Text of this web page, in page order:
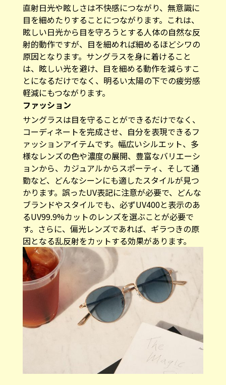
直射日光や眩しさは不快感につながり、無意識に
目を細めたりすることにつながります。これは、
眩しい日光から目を守ろうとする人体の自然な反
射的動作ですが、目を細めれば細めるほどシワの
原因となります。サングラスを身に着けること
は、眩しい光を避け、目を細める動作を減らすこ
とになるだけでなく、明るい太陽の下での疲労感
軽減にもつながります。
ファッション
サングラスは目を守ることができるだけでなく、
コーディネートを完成させ、自分を表現できるフ
ァッションアイテムです。幅広いシルエット、多
様なレンズの色や濃度の展開、豊富なバリエーシ
ョンから、カジュアルからスポーティ、そして通
勤など、どんなシーンにも適したスタイルが見つ
かります。誤ったUV表記に注意が必要で、どんな
ブランドやスタイルでも、必ずUV400と表示のあ
るUV99.9%カットのレンズを選ぶことが必要で
す。さらに、偏光レンズであれば、ギラつきの原
因となる乱反射をカットする効果があります。